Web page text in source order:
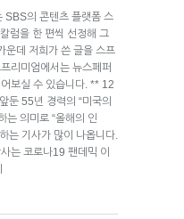
SBS의 콘텐츠 플랫폼 스
럼을 한 편씩 선정해 그
운데 저희가 쓴 글을 스프
리미엄에서는 뉴스페퍼
보실 수 있습니다. ** 12
둔 55년 경력의 “미국의
는 의미로 “올해의 인
는 기사가 많이 나옵니다.
는 코로나19 팬데믹 이